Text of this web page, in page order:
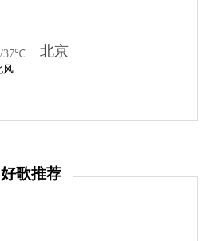
好歌推荐